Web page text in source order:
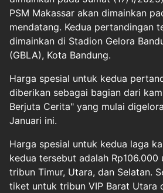
PSM Makassar akan dimainkan
mendatang. Kedua pertandingan
dimainkan di Stadion Gelora
(GBLA), Kota Bandung.
Harga spesial untuk kedua
diberikan sebagai bagian dari
Berjuta Cerita" yang mulai
Januari ini.
Harga spesial untuk kedua laga
kedua tersebut adalah
tribun Timur, Utara, dan Selatan.
tiket untuk tribun VIP Barat Utara